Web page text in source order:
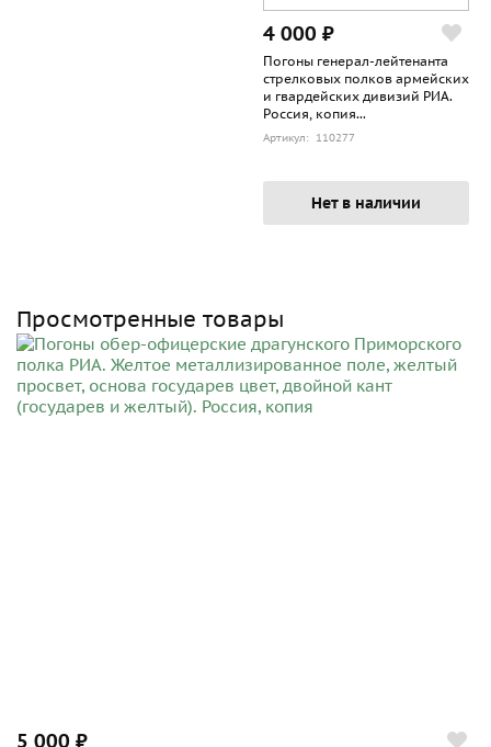
4 000 ₽
Погоны генерал-лейтенанта
стрелковых полков армейских
и гвардейских дивизий РИА.
Россия, копия...
Артикул: 110277
Нет в наличии
Просмотренные товары
5 000 ₽